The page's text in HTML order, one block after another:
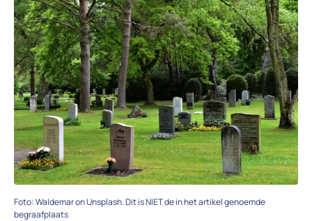
Foto: Waldemar on Unsplash. Dit is NIET de in het artikel genoemde
begraafplaats